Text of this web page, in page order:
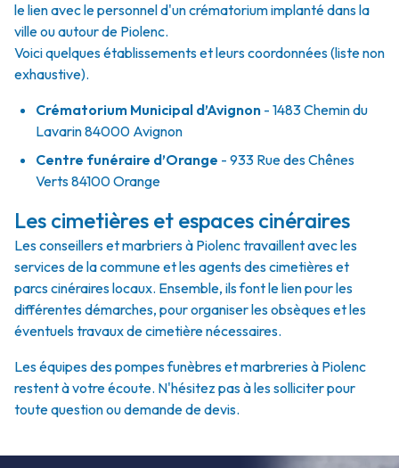
le lien avec le personnel d'un crématorium implanté dans la
ville ou autour de Piolenc.
Voici quelques établissements et leurs coordonnées (liste non
exhaustive).
Crématorium Municipal d’Avignon - 1483 Chemin du
Lavarin 84000 Avignon
Centre funéraire d’Orange - 933 Rue des Chênes
Verts 84100 Orange
Les cimetières et espaces cinéraires
Les conseillers et marbriers à Piolenc travaillent avec les
services de la commune et les agents des cimetières et
parcs cinéraires locaux. Ensemble, ils font le lien pour les
différentes démarches, pour organiser les obsèques et les
éventuels travaux de cimetière nécessaires.
Les équipes des pompes funèbres et marbreries à Piolenc
restent à votre écoute. N'hésitez pas à les solliciter pour
toute question ou demande de devis.